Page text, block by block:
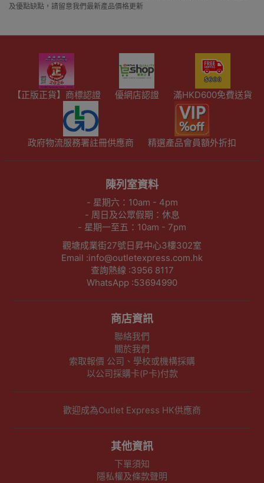
及優點缺點，請留意我們最新產品價格更新
【正版正貨】商標認證 優網店認證 滿HKD600免費送貨
政府物流服務署註冊供應商 精選產品會員額外折扣
陳列室資料
- 星期六：10am - 4pm
- 周日及公眾假期：休息
- 星期一至五：10am - 7pm
觀塘成業街27號日昇中心3樓302室
Email :info@outletexpress.com.hk
查詢熱線 :3956 8117
WhatsApp :53694990
商店資訊
聯絡我們
關於我們
索取報價 公司、學校或機構採購
以公司採購卡(P卡)付款
歡迎成為Outlet Express HK供應商
其他資訊
下單須知
隱私權及條款聲明